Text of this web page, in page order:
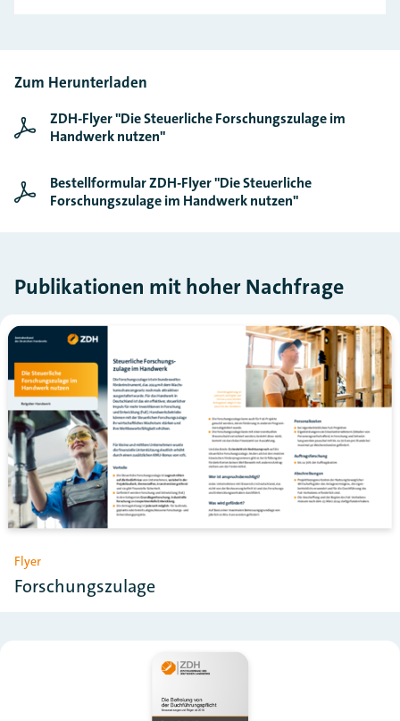
Zum Herunterladen
ZDH-Flyer "Die Steuerliche Forschungszulage im
Handwerk nutzen"
Bestellformular ZDH-Flyer "Die Steuerliche
Forschungszulage im Handwerk nutzen"
Publikationen mit hoher Nachfrage
Flyer
Forschungszulage